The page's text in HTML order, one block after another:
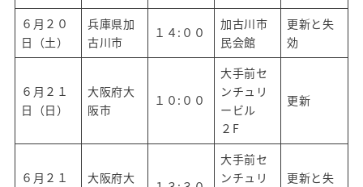
６月２０
日（土）
兵庫県加
古川市
１４:００
加古川市
民会館
更新と失
効
６月２１
日（日）
大阪府大
阪市
１０:００
大手前セ
ンチュリ
ービル
２F
更新
６月２１
大阪府大
大手前セ
ンチュリ
更新と失